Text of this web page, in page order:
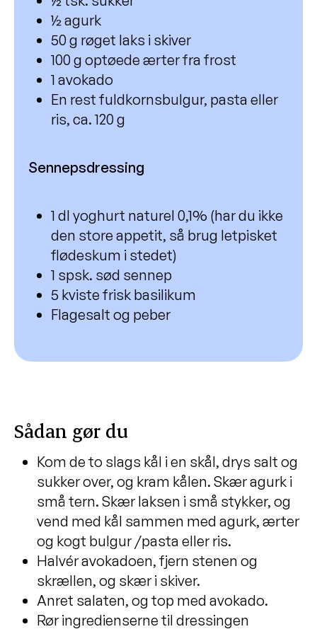
Kyllingesalat med svampe og sprød
grønkål
Hjemmelavede myslibar
Mørksej med kapers, citron og
aspargessalat
Tomatsalat
Gulerodssuppe med æbler
Shakshuka med æg, bønner og fetaost
Vegetarisk bolognese
Sommerpasta med flødesauce og
grønt
creme fraiche
Grød med rabarberkompot
Blomkålssuppe med bønner og ristede
kikærter
Hummus med snackgrønt
Forårs fettuccine a la frikassé
Knækbrød
Kålsalat med laks, avokado og
sennepsdressing
Fastelavnsboller med fuldkorn, æble og
½ agurk
50 g røget laks i skiver
100 g optøede ærter fra frost
1 avokado
En rest fuldkornsbulgur, pasta eller
ris, ca. 120 g
Sennepsdressing
1 dl yoghurt naturel 0,1% (har du ikke
den store appetit, så brug letpisket
flødeskum i stedet)
1 spsk. sød sennep
5 kviste frisk basilikum
Flagesalt og peber
Sådan gør du
Kom de to slags kål i en skål, drys salt og
sukker over, og kram kålen. Skær agurk i
små tern. Skær laksen i små stykker, og
vend med kål sammen med agurk, ærter
og kogt bulgur /pasta eller ris.
Halvér avokadoen, fjern stenen og
skrællen, og skær i skiver.
Anret salaten, og top med avokado.
Rør ingredienserne til dressingen